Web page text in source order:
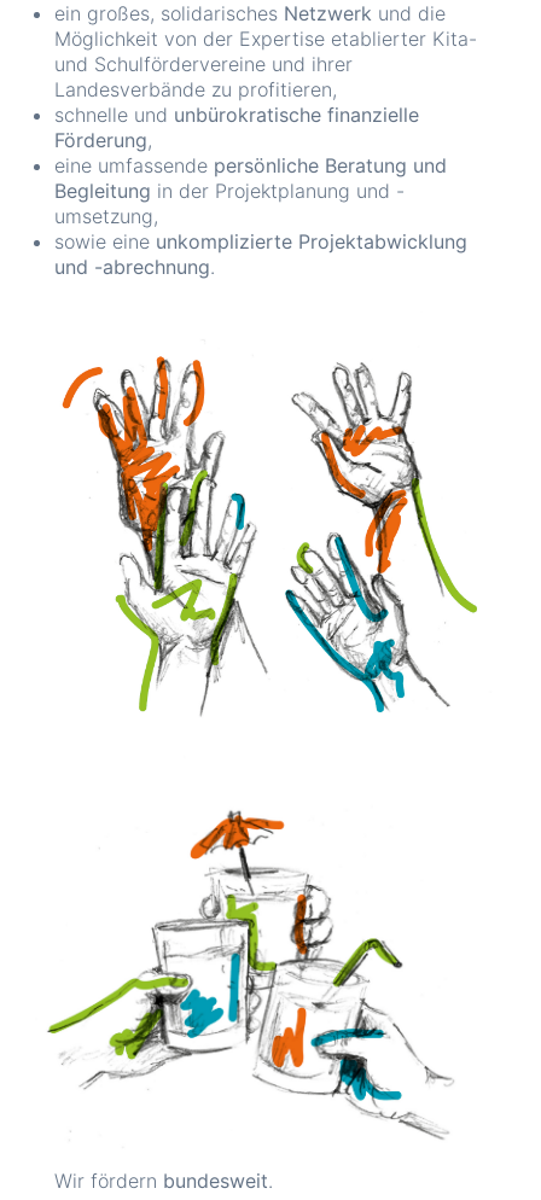
ein großes, solidarisches Netzwerk und die
Möglichkeit von der Expertise etablierter Kita-
und Schulfördervereine und ihrer
Landesverbände zu profitieren,
schnelle und unbürokratische finanzielle
Förderung,
eine umfassende persönliche Beratung und
Begleitung in der Projektplanung und -
umsetzung,
sowie eine unkomplizierte Projektabwicklung
und -abrechnung.
Wir fördern bundesweit.